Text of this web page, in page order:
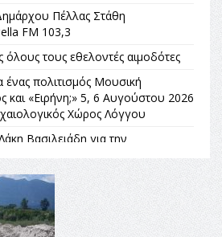
Πέλλας Στάθη
FM 103,3
τους εθελοντές αιμοδότες
πολιτισμός Μουσική
και «Ειρήνη;» 5, 6 Αυγούστου 2026
Χώρος Λόγγου
Βασιλειάδη για την
«Σε τέτοιες κορυφαίες
υπάρχει μόνο η ευθύνη απέναντι
του ΠΑΟΚ στον δεύτερο γύρο του